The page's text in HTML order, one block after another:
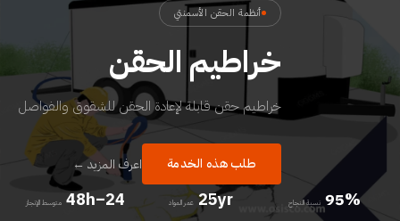
أنظمة الحقن الأسمنتي
خراطيم الحقن
خراطيم حقن قابلة لإعادة الحقن للشقوق والفواصل
طلب هذه الخدمة اعرف المزيد ←
95% نسبة النجاح 25yr عمر المواد 24–48h متوسط الإنجاز